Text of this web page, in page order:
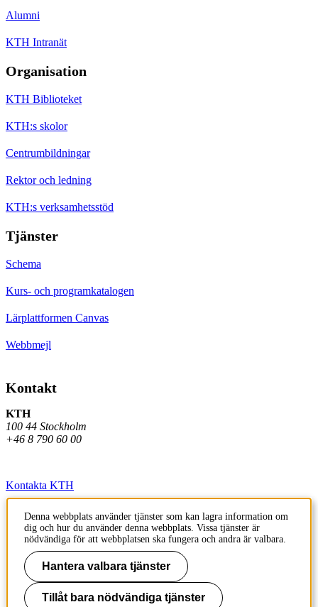
Alumni
KTH Intranät
Organisation
KTH Biblioteket
KTH:s skolor
Centrumbildningar
Rektor och ledning
KTH:s verksamhetsstöd
Tjänster
Schema
Kurs- och programkatalogen
Lärplattformen Canvas
Webbmejl
Kontakt
KTH
100 44 Stockholm
+46 8 790 60 00
Kontakta KTH
Jobba på KTH
Press och media
Faktura och betalning KTH
Om KTH:s webbplatser
Denna webbplats använder tjänster som kan lagra information om
dig och hur du använder denna webbplats. Vissa tjänster är
nödvändiga för att webbplatsen ska fungera och andra är valbara.
Hantera valbara tjänster
Tillåt bara nödvändiga tjänster